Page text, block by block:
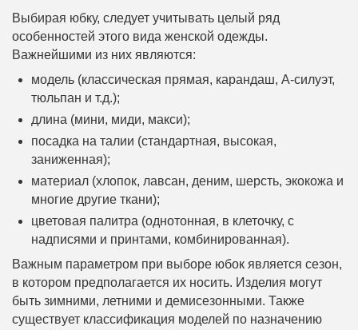
Выбирая юбку, следует учитывать целый ряд
особенностей этого вида женской одежды.
Важнейшими из них являются:
модель (классическая прямая, карандаш, А-силуэт,
тюльпан и т.д.);
длина (мини, миди, макси);
посадка на талии (стандартная, высокая,
заниженная);
материал (хлопок, лавсан, деним, шерсть, экокожа и
многие другие ткани);
цветовая палитра (однотонная, в клеточку, с
надписями и принтами, комбинированная).
Важным параметром при выборе юбок является сезон,
в котором предполагается их носить. Изделия могут
быть зимними, летними и демисезонными. Также
существует классификация моделей по назначению